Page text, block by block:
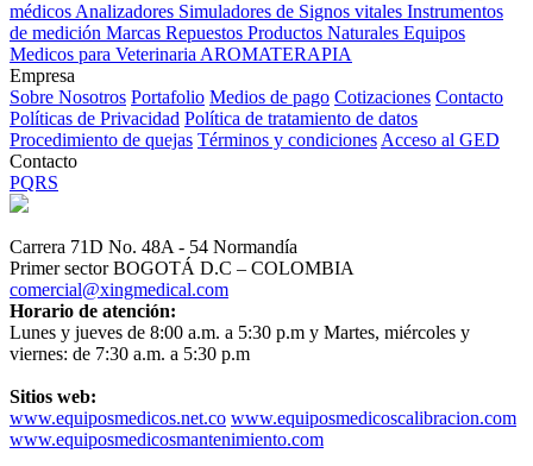
médicos Analizadores Simuladores de Signos vitales Instrumentos
de medición Marcas Repuestos Productos Naturales Equipos
Medicos para Veterinaria AROMATERAPIA
Empresa
Sobre Nosotros Portafolio Medios de pago Cotizaciones Contacto
Políticas de Privacidad Política de tratamiento de datos
Procedimiento de quejas Términos y condiciones Acceso al GED
Contacto
PQRS
Carrera 71D No. 48A - 54 Normandía
Primer sector BOGOTÁ D.C – COLOMBIA
comercial@xingmedical.com
Horario de atención:
Lunes y jueves de 8:00 a.m. a 5:30 p.m y Martes, miércoles y
viernes: de 7:30 a.m. a 5:30 p.m
Sitios web:
www.equiposmedicos.net.co www.equiposmedicoscalibracion.com
www.equiposmedicosmantenimiento.com